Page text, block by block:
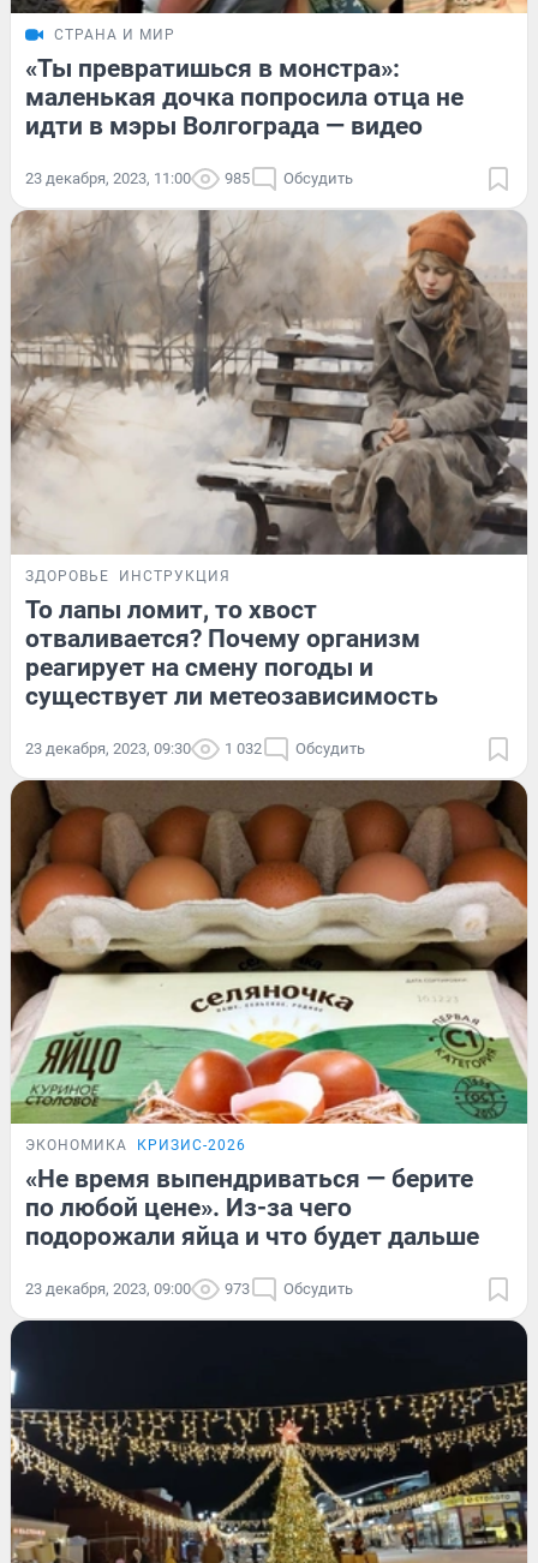
СТРАНА И МИР
«Ты превратишься в монстра»:
маленькая дочка попросила отца не
идти в мэры Волгограда — видео
23 декабря, 2023, 11:00 985 Обсудить
ЗДОРОВЬЕ ИНСТРУКЦИЯ
То лапы ломит, то хвост
отваливается? Почему организм
реагирует на смену погоды и
существует ли метеозависимость
23 декабря, 2023, 09:30 1 032 Обсудить
ЭКОНОМИКА КРИЗИС-2026
«Не время выпендриваться — берите
по любой цене». Из-за чего
подорожали яйца и что будет дальше
23 декабря, 2023, 09:00 973 Обсудить